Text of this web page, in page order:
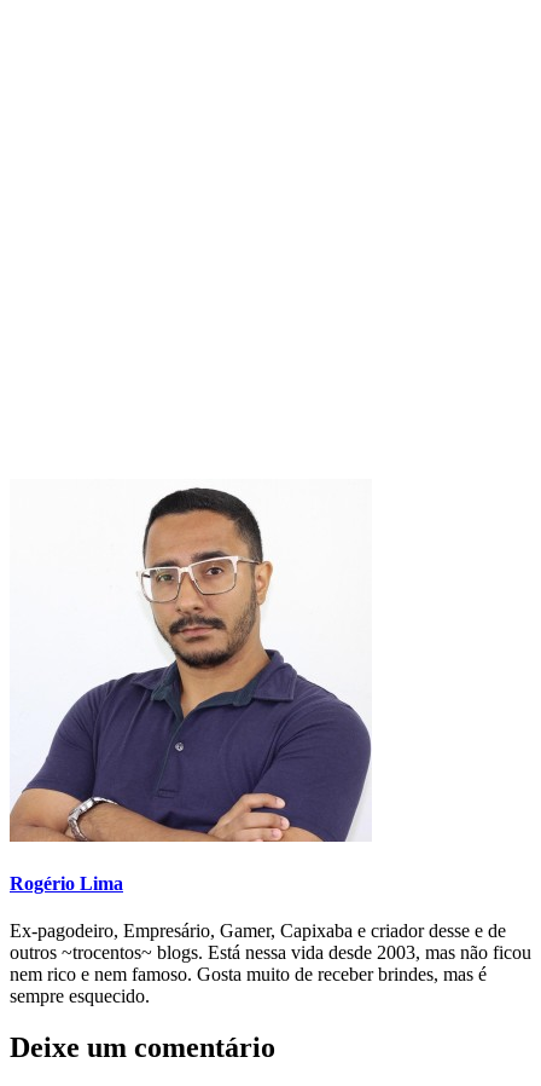
Rogério Lima
Ex-pagodeiro, Empresário, Gamer, Capixaba e criador desse e de
outros ~trocentos~ blogs. Está nessa vida desde 2003, mas não ficou
nem rico e nem famoso. Gosta muito de receber brindes, mas é
sempre esquecido.
Deixe um comentário